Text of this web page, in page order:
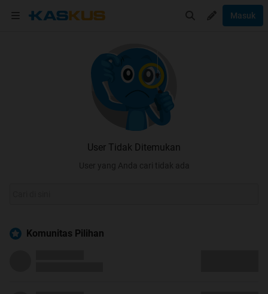
Masuk
User Tidak Ditemukan
User yang Anda cari tidak ada
Komunitas Pilihan